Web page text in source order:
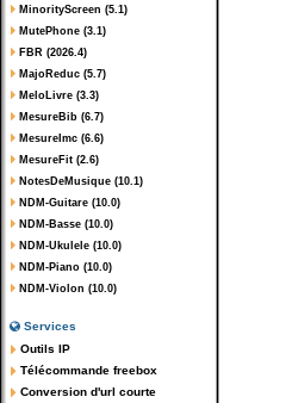
MinorityScreen (5.1)
MutePhone (3.1)
FBR (2026.4)
MajoReduc (5.7)
MeloLivre (3.3)
MesureBib (6.7)
MesureImc (6.6)
MesureFit (2.6)
NotesDeMusique (10.1)
NDM-Guitare (10.0)
NDM-Basse (10.0)
NDM-Ukulele (10.0)
NDM-Piano (10.0)
NDM-Violon (10.0)
Services
Outils IP
Télécommande freebox
Conversion d'url courte